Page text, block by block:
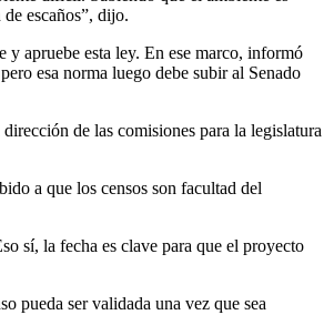
escaños”, dijo.
apruebe esta ley. En ese marco, informó
esa norma luego debe subir al Senado
de las comisiones para la legislatura
a que los censos son facultad del
sí, la fecha es clave para que el proyecto
pueda ser validada una vez que sea